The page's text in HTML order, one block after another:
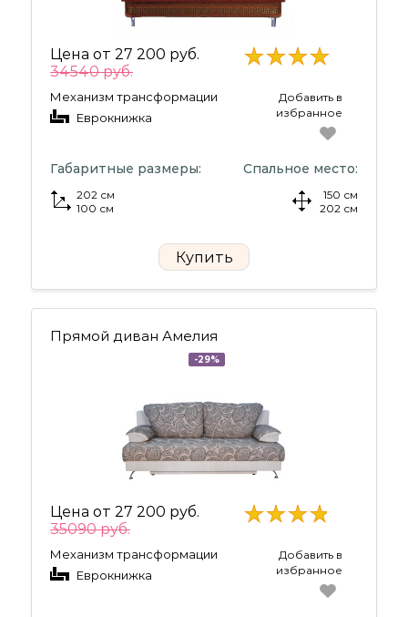
Цена от 27 200 руб.
34540 руб.
Механизм трансформации
Еврокнижка
Добавить в
избранное
Габаритные размеры:
202 см
100 см
Спальное место:
150 см
202 см
Купить
Прямой диван Амелия
-29%
Цена от 27 200 руб.
35090 руб.
Механизм трансформации
Еврокнижка
Добавить в
избранное